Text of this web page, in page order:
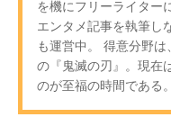
を機にフリーライター
エンタメ記事を執筆し
も運営中。 得意分野
の『鬼滅の刃』。現在
のが至福の時間である。